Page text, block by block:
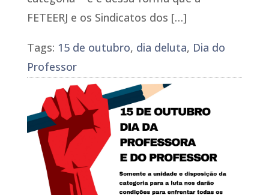
FETEERJ e os Sindicatos dos […]
Tags: 15 de outubro, dia deluta, Dia do
Professor